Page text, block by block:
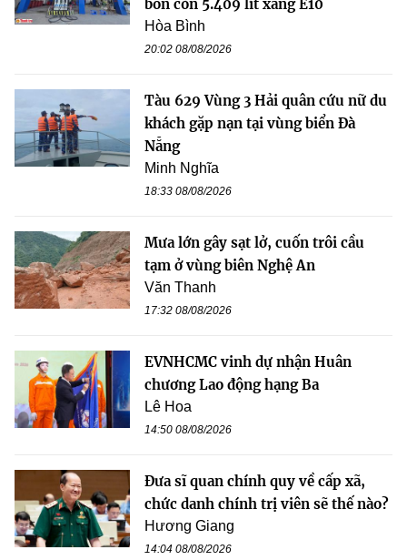
bồn còn 5.409 lít xăng E10
Hòa Bình
20:02 08/08/2026
Tàu 629 Vùng 3 Hải quân cứu nữ du
khách gặp nạn tại vùng biển Đà
Nẵng
Minh Nghĩa
18:33 08/08/2026
Mưa lớn gây sạt lở, cuốn trôi cầu
tạm ở vùng biên Nghệ An
Văn Thanh
17:32 08/08/2026
EVNHCMC vinh dự nhận Huân
chương Lao động hạng Ba
Lê Hoa
14:50 08/08/2026
Đưa sĩ quan chính quy về cấp xã,
chức danh chính trị viên sẽ thế nào?
Hương Giang
14:04 08/08/2026